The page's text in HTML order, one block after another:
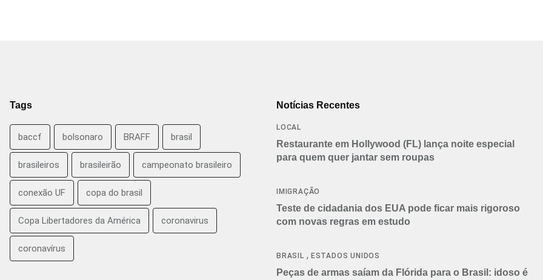
Tags
baccf bolsonaro BRAFF brasil
brasileiros brasileirão campeonato brasileiro
conexão UF copa do brasil
Copa Libertadores da América coronavirus
coronavírus
Notícias Recentes
LOCAL
Restaurante em Hollywood (FL) lança noite especial
para quem quer jantar sem roupas
IMIGRAÇÃO
Teste de cidadania dos EUA pode ficar mais rigoroso
com novas regras em estudo
BRASIL , ESTADOS UNIDOS
Peças de armas saíam da Flórida para o Brasil: idoso é